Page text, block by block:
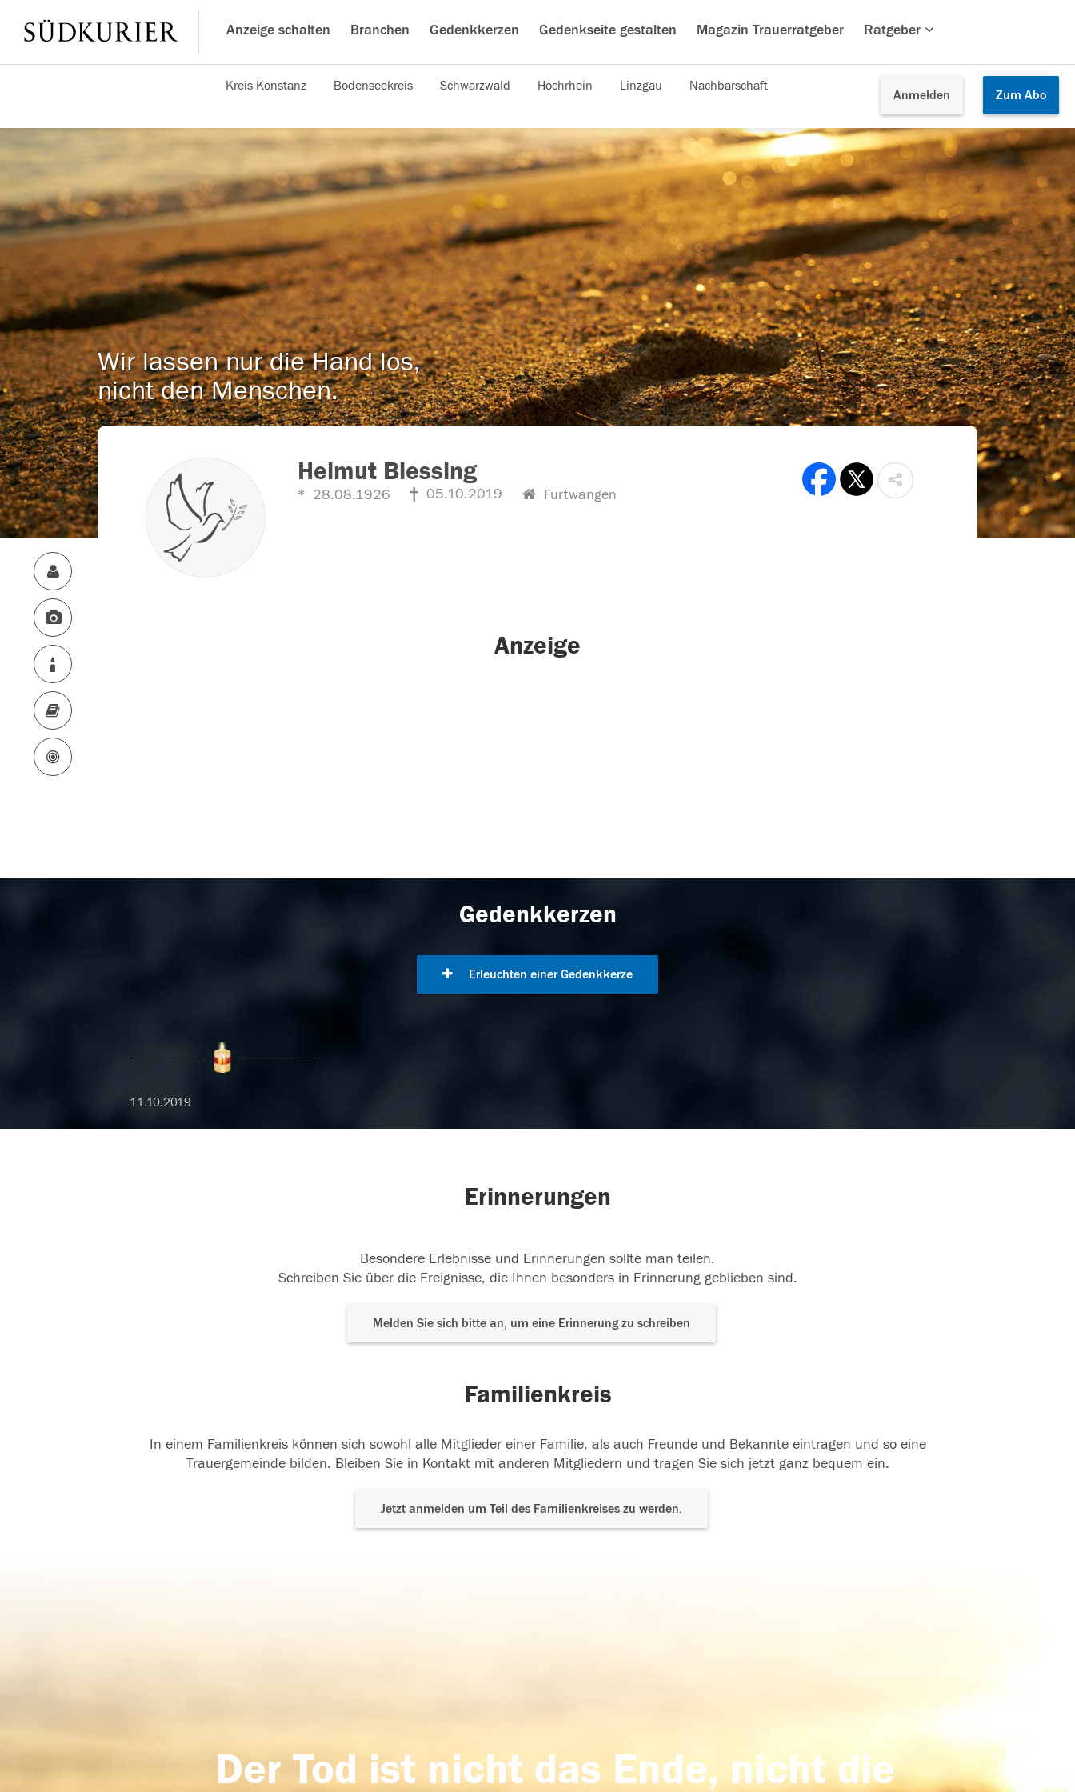
Anzeige schalten Branchen Gedenkkerzen Gedenkseite gestalten Magazin Trauerratgeber Ratgeber
Anmelden Zum Abo
Kreis Konstanz Bodenseekreis Schwarzwald Hochrhein Linzgau Nachbarschaft
Wir lassen nur die Hand los,
nicht den Menschen.
Helmut Blessing
28.08.1926 05.10.2019 Furtwangen
Anzeige
Gedenkkerzen
Erleuchten einer Gedenkkerze
11.10.2019
Erinnerungen
Besondere Erlebnisse und Erinnerungen sollte man teilen.
Schreiben Sie über die Ereignisse, die Ihnen besonders in Erinnerung geblieben sind.
Melden Sie sich bitte an, um eine Erinnerung zu schreiben
Familienkreis
In einem Familienkreis können sich sowohl alle Mitglieder einer Familie, als auch Freunde und Bekannte eintragen und so eine
Trauergemeinde bilden. Bleiben Sie in Kontakt mit anderen Mitgliedern und tragen Sie sich jetzt ganz bequem ein.
Jetzt anmelden um Teil des Familienkreises zu werden.
Der Tod ist nicht das Ende, nicht die